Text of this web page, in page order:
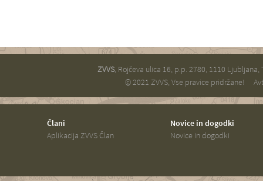
ZVVS, Rojčeva ulica 16, p.p. 2780, 1110
© 2021 ZVVS, Vse pravice pridržane!
Člani
Aplikacija ZVVS Član
Novice in dogodki
Novice in dogodki